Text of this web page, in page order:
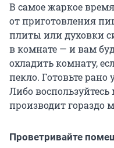
В самое жаркое
от приготовления
плиты или духовки
в комнате — и вам
охладить комнату,
пекло. Готовьте
Либо
производит гораздо
Проветривайте